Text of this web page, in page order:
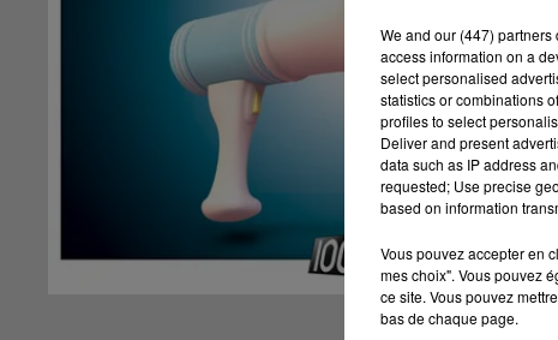
We and our (447) partners
access information on a
select personalised
statistics or combinations
profiles to select
Deliver and present
data such as IP address
requested; Use precise
based on information
Vous pouvez accepter en
mes choix". Vous pouvez
ce site. Vous pouvez
bas de chaque page.